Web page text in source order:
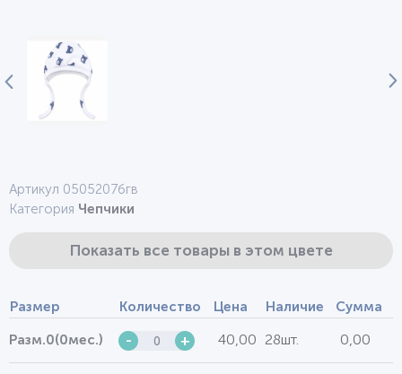
Артикул 0505207бгв
Категория Чепчики
Показать все товары в этом цвете
Размер Количество Цена Наличие Сумма
Разм.0(0мес.) - + 40,00 28шт. 0,00